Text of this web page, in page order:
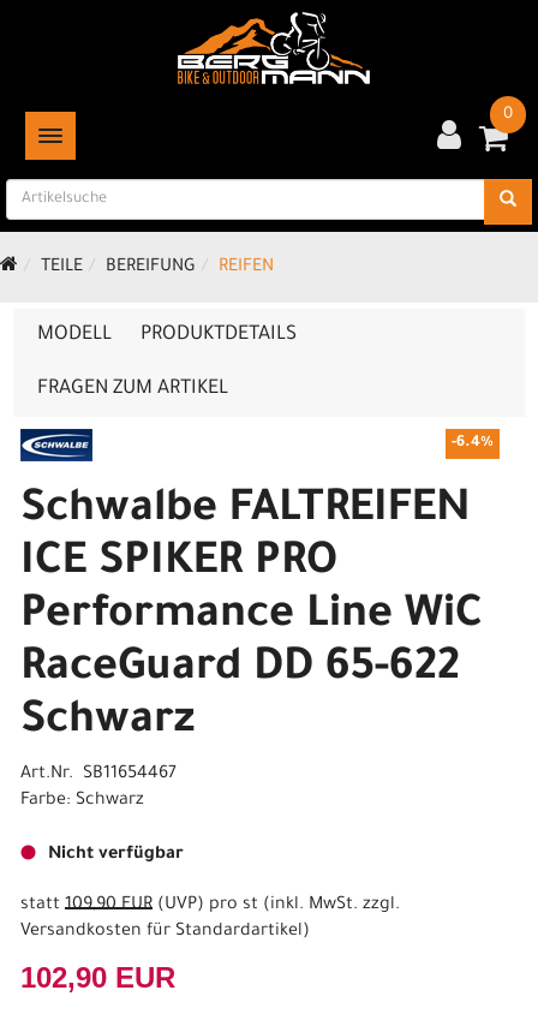
TOGGLE NAVIGATION
0
TEILE BEREIFUNG REIFEN
MODELL PRODUKTDETAILS
FRAGEN ZUM ARTIKEL
-6.4%
Schwalbe FALTREIFEN
ICE SPIKER PRO
Performance Line WiC
RaceGuard DD 65-622
Schwarz
Art.Nr. SB11654467
Farbe: Schwarz
Nicht verfügbar
statt 109,90 EUR (UVP) pro st (inkl. MwSt. zzgl.
Versandkosten für Standardartikel)
102,90 EUR